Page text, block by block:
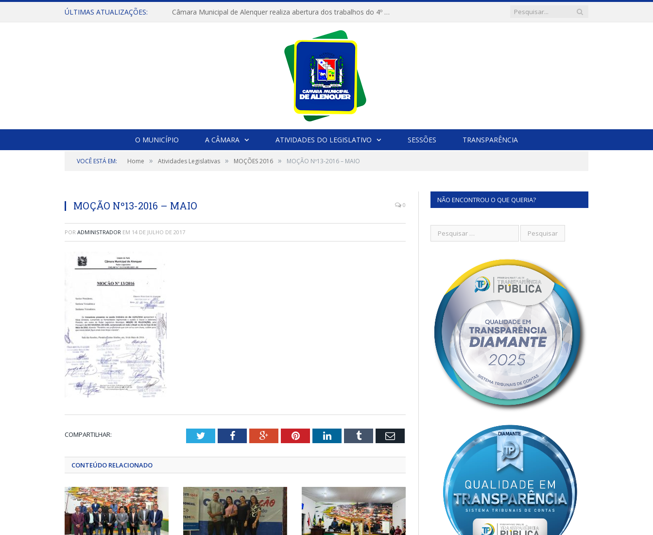
ÚLTIMAS ATUALIZAÇÕES: Câmara Municipal de Alenquer realiza abertura dos trabalhos do 4º Período Legislativo
O MUNICÍPIO A CÂMARA ATIVIDADES DO LEGISLATIVO SESSÕES TRANSPARÊNCIA
VOCÊ ESTÁ EM: Home » Atividades Legislativas » MOÇÕES 2016 » MOÇÃO Nº13-2016 – MAIO
MOÇÃO Nº13-2016 – MAIO 0
POR ADMINISTRADOR EM 14 DE JULHO DE 2017
COMPARTILHAR: TwitterFacebookGoogle+PinterestLinkedInTumblr Email
CONTEÚDO RELACIONADO
NÃO ENCONTROU O QUE QUERIA?